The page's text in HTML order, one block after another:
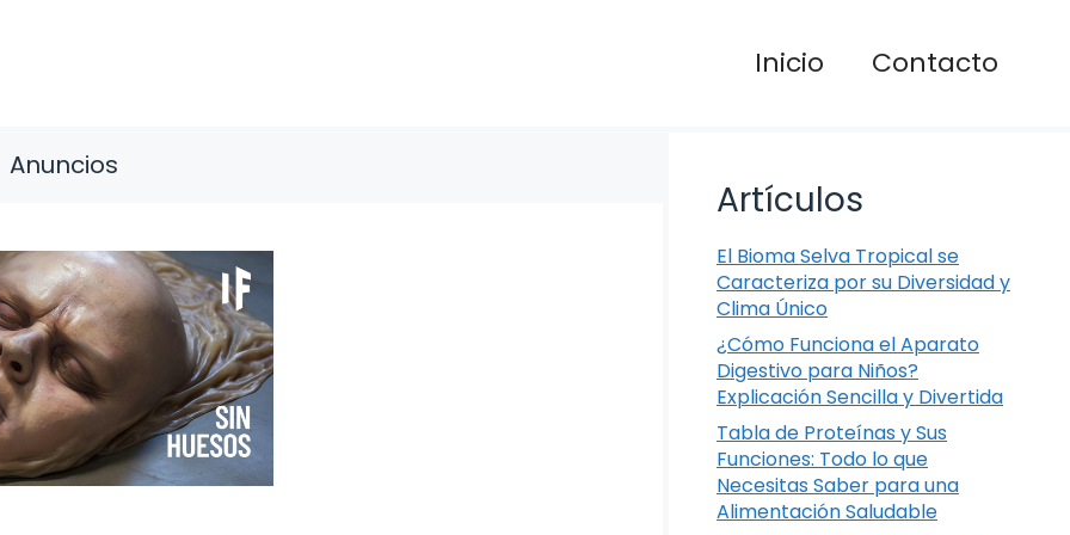
Inicio Contacto
Anuncios
Artículos
El Bioma Selva Tropical se
Caracteriza por su Diversidad y
Clima Único
¿Cómo Funciona el Aparato
Digestivo para Niños?
Explicación Sencilla y Divertida
Tabla de Proteínas y Sus
Funciones: Todo lo que
Necesitas Saber para una
Alimentación Saludable